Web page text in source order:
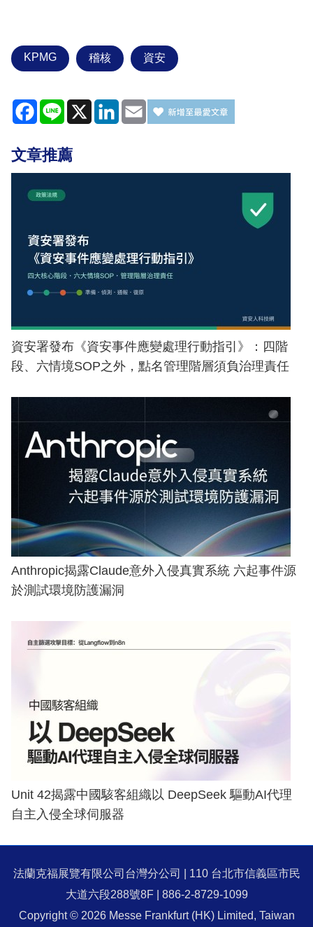
KPMG 稽核 資安
Facebook
Line X LinkedIn
Email
文章推薦
資安署發布《資安事件應變處理行動指引》：四階
段、六情境SOP之外，點名管理階層須負治理責任
Anthropic揭露Claude意外入侵真實系統 六起事件源
於測試環境防護漏洞
Unit 42揭露中國駭客組織以 DeepSeek 驅動AI代理
自主入侵全球伺服器
法蘭克福展覽有限公司台灣分公司 | 110 台北市信義區市民
大道六段288號8F | 886-2-8729-1099
Copyright © 2026 Messe Frankfurt (HK) Limited, Taiwan